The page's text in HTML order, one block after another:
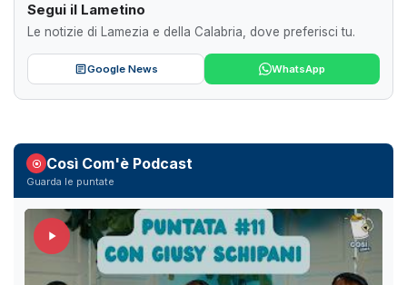
Segui il Lametino
Le notizie di Lamezia e della Calabria, dove preferisci tu.
Google News WhatsApp
Così Com'è Podcast
Guarda le puntate